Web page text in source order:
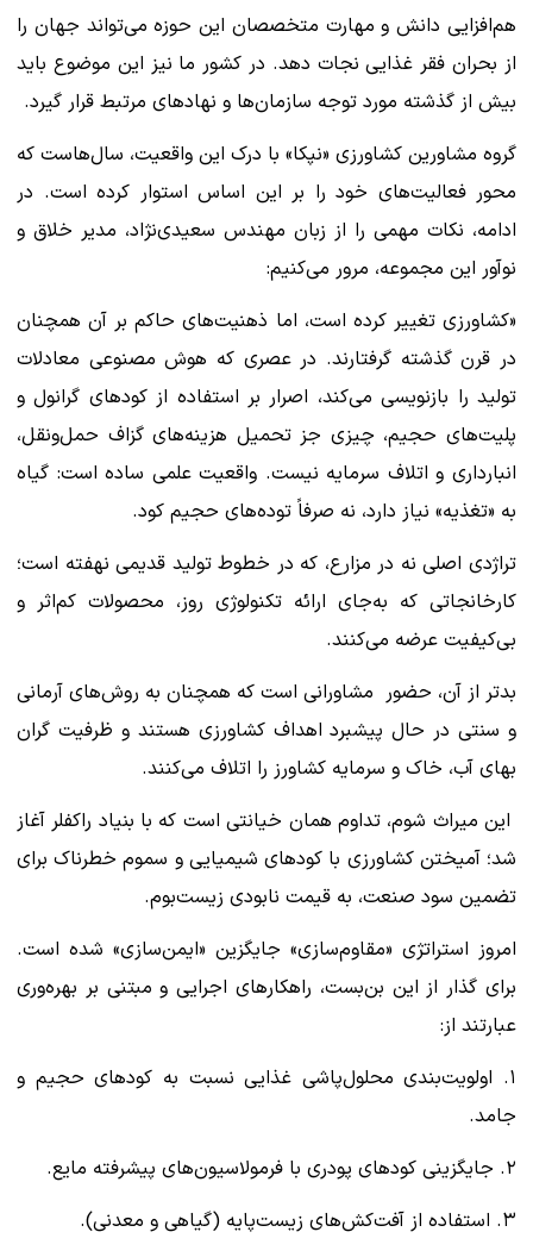
هم‌افزایی دانش و مهارت متخصصان این حوزه می‌تواند جهان را
از بحران فقر غذایی نجات دهد. در کشور ما نیز این موضوع باید
بیش از گذشته مورد توجه سازمان‌ها و نهادهای مرتبط قرار گیرد.
گروه مشاورین کشاورزی «نپکا» با درک این واقعیت، سال‌هاست که
محور فعالیت‌های خود را بر این اساس استوار کرده است. در
ادامه، نکات مهمی را از زبان مهندس سعیدی‌نژاد، مدیر خلاق و
نوآور این مجموعه، مرور می‌کنیم:
«کشاورزی تغییر کرده است، اما ذهنیت‌های حاکم بر آن همچنان
در قرن گذشته گرفتارند. در عصری که هوش مصنوعی معادلات
تولید را بازنویسی می‌کند، اصرار بر استفاده از کودهای گرانول و
پلیت‌های حجیم، چیزی جز تحمیل هزینه‌های گزاف حمل‌ونقل،
انبارداری و اتلاف سرمایه نیست. واقعیت علمی ساده است: گیاه
به «تغذیه» نیاز دارد، نه صرفاً توده‌های حجیم کود.
تراژدی اصلی نه در مزارع، که در خطوط تولید قدیمی نهفته است؛
کارخانجاتی که به‌جای ارائه تکنولوژی روز، محصولات کم‌اثر و
بی‌کیفیت عرضه می‌کنند.
بدتر از آن، حضور مشاورانی است که همچنان به روش‌های آرمانی
و سنتی در حال پیشبرد اهداف کشاورزی هستند و ظرفیت گران
بهای آب، خاک و سرمایه کشاورز را اتلاف می‌کنند.
این میراث شوم، تداوم همان خیانتی است که با بنیاد راکفلر آغاز
شد؛ آمیختن کشاورزی با کودهای شیمیایی و سموم خطرناک برای
تضمین سود صنعت، به قیمت نابودی زیست‌بوم.
امروز استراتژی «مقاوم‌سازی» جایگزین «ایمن‌سازی» شده است.
برای گذار از این بن‌بست، راهکارهای اجرایی و مبتنی بر بهره‌وری
عبارتند از:
۱. اولویت‌بندی محلول‌پاشی غذایی نسبت به کودهای حجیم و
جامد.
۲. جایگزینی کودهای پودری با فرمولاسیون‌های پیشرفته مایع.
۳. استفاده از آفت‌کش‌های زیست‌پایه (گیاهی و معدنی).